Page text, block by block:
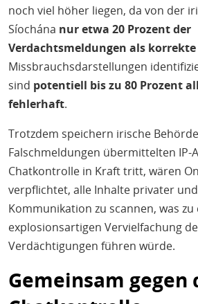
noch viel höher liegen, da von der
Síochána nur etwa 20 Prozent der
Verdachtsmeldungen als
Missbrauchsdarstellungen
sind potentiell bis zu 80 Prozent
fehlerhaft.
Trotzdem speichern irische
Falschmeldungen übermittelten IP-
Chatkontrolle in Kraft tritt, wären
verpflichtet, alle Inhalte privater
Kommunikation zu scannen, was zu
explosionsartigen Vervielfachung
Verdächtigungen führen würde.
Gemeinsam gegen